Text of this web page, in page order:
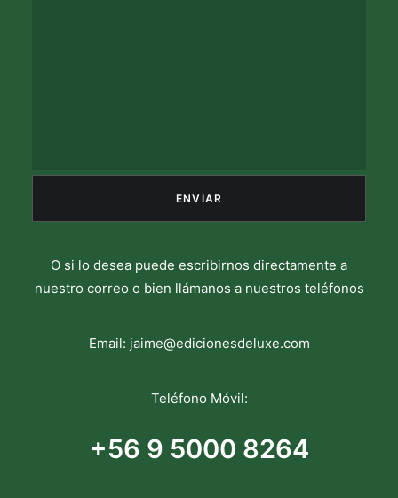
O si lo desea puede escribirnos directamente a
nuestro correo o bien llámanos a nuestros teléfonos
Email: jaime@edicionesdeluxe.com
Teléfono Móvil:
+56 9 5000 8264